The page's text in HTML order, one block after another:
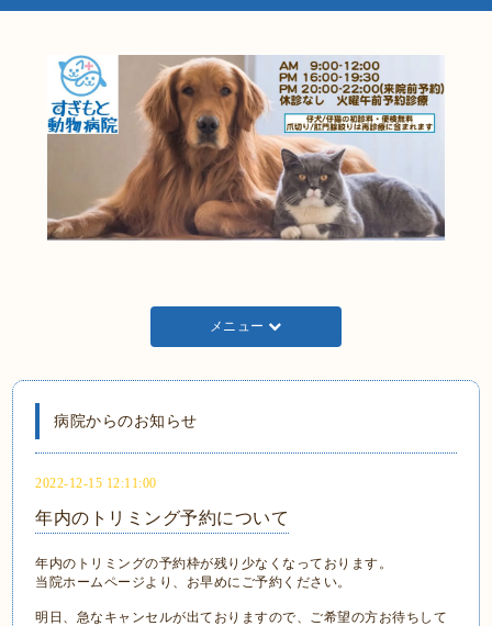
メニュー
病院からのお知らせ
2022-12-15 12:11:00
年内のトリミング予約について
年内のトリミングの予約枠が残り少なくなっております。
当院ホームページより、お早めにご予約ください。
明日、急なキャンセルが出ておりますので、ご希望の方お待ちして